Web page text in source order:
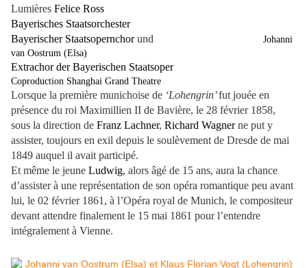
Lumières Felice Ross
Bayerisches Staatsorchester
Bayerischer Staatsopernchorund
Johanni
van Oostrum (Elsa)
Extrachor der Bayerischen Staatsoper
Coproduction Shanghai Grand Theatre
Lorsque la première munichoise de ‘Lohengrin’fut jouée en
présence du roi Maximillien II de Bavière, le 28 février 1858,
sous la direction de Franz Lachner, Richard Wagnerne put y
assister, toujours en exil depuis le soulèvement de Dresde de mai
1849 auquel il avait participé.
Et même le jeune Ludwig, alors âgé de 15 ans, aura la chance
d’assister à une représentation de son opéra romantique peu avant
lui, le 02 février 1861, à l’Opéra royal de Munich, le compositeur
devant attendre finalement le 15 mai 1861 pour l’entendre
intégralement à Vienne.